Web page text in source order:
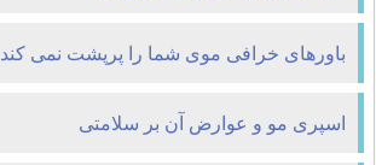
باورهای خرافی موی شما را پرپشت نمی کند
اسپری مو و عوارض آن بر سلامتی